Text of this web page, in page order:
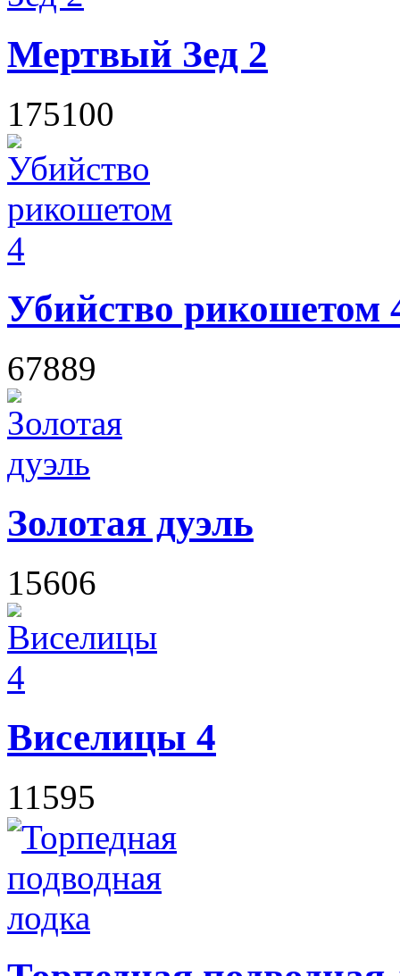
Мертвый Зед 2
175100
Убийство рикошетом
67889
Золотая дуэль
15606
Виселицы 4
11595